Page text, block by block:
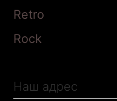
Retro
Rock
Наш адрес